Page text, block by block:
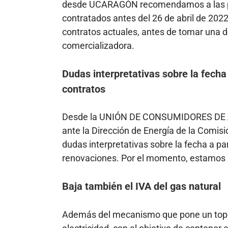
desde UCARAGÓN recomendamos a
contratados antes del 26 de abril de
contratos actuales, antes de tomar una
comercializadora.
Dudas interpretativas sobre la
contratos
Desde la UNIÓN DE CONSUMIDORES
ante la Dirección de Energía de la
dudas interpretativas sobre la fecha a
renovaciones. Por el momento,
Baja también el IVA del gas natural
Además del mecanismo que pone un